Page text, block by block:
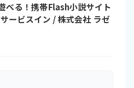
べる！携帯Flash小説サイト
ービスイン / 株式会社 ラゼ